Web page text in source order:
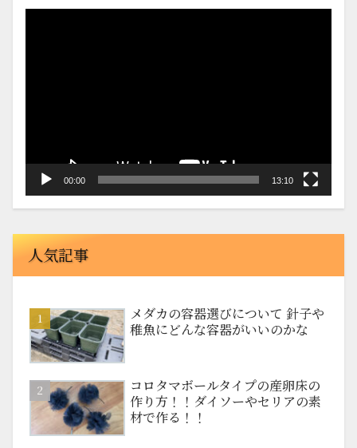
00:00 13:10
人気記事
メダカの容器選びについて 針子や
稚魚にどんな容器がいいのかな
コロタマボールタイプの産卵床の
作り方！！ダイソーやセリアの素
材で作る！！